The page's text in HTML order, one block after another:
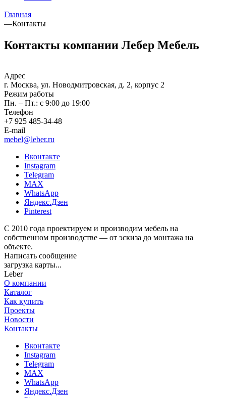
Главная
—Контакты
Контакты компании Лебер Мебель
Адрес
г. Москва, ул. Новодмитровская, д. 2, корпус 2
Режим работы
Пн. – Пт.: с 9:00 до 19:00
Телефон
+7 925 485-34-48
E-mail
mebel@leber.ru
Вконтакте
Instagram
Telegram
MAX
WhatsApp
Яндекс.Дзен
Pinterest
С 2010 года проектируем и производим мебель на
собственном производстве — от эскиза до монтажа на
объекте.
Написать сообщение
загрузка карты...
Leber
О компании
Каталог
Как купить
Проекты
Новости
Контакты
Вконтакте
Instagram
Telegram
MAX
WhatsApp
Яндекс.Дзен